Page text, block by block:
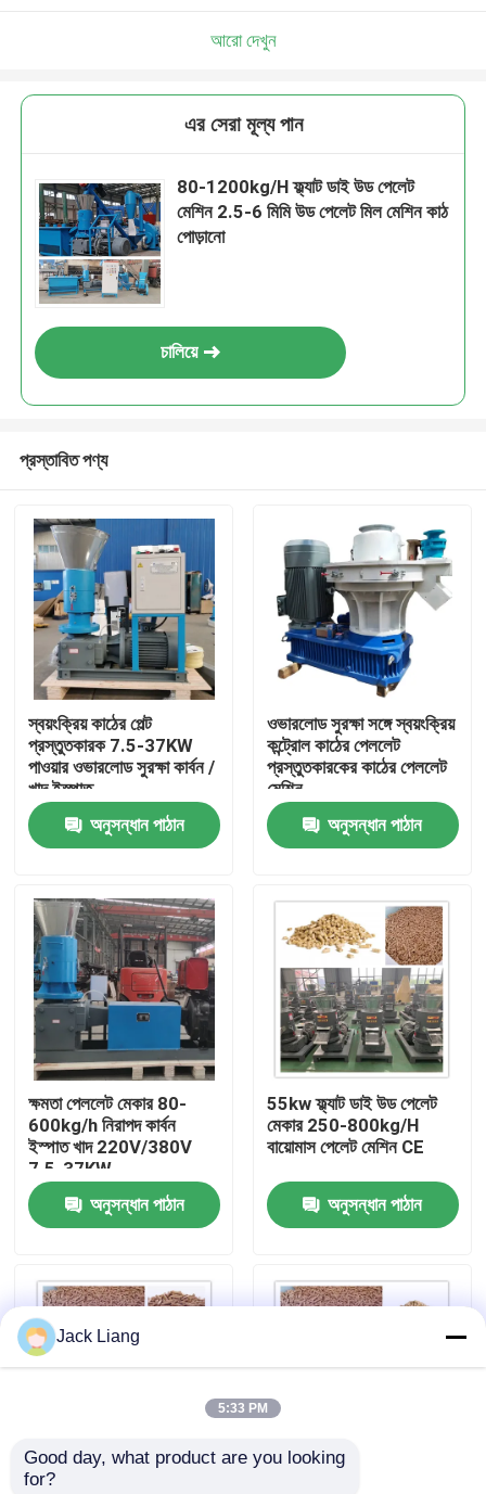
পণ্য
VR প্রদর্শন
আমাদের সম্পর্কে
কারখানা ভ্রমণ
মান নিয়ন্ত্রণ
আমাদের সাথে যোগাযোগ করুন
উদ্ধৃতির জন্য আবেদন
কাঠের পিলেট মিল
আরো দেখুন
এর সেরা মূল্য পান
80-1200kg/H ফ্ল্যাট ডাই উড পেলেট
মেশিন 2.5-6 মিমি উড পেলেট মিল মেশিন কাঠ
পোড়ানো
চালিয়ে
প্রস্তাবিত পণ্য
স্বয়ংক্রিয় কাঠের পেল্ট
প্রস্তুতকারক 7.5-37KW
পাওয়ার ওভারলোড সুরক্ষা কার্বন /
খাদ ইস্পাত
অনুসন্ধান পাঠান
ওভারলোড সুরক্ষা সঙ্গে স্বয়ংক্রিয়
কন্ট্রোল কাঠের পেললেট
প্রস্তুতকারকের কাঠের পেললেট
মেশিন
অনুসন্ধান পাঠান
ক্ষমতা পেললেট মেকার 80-
600kg/h নিরাপদ কার্বন
ইস্পাত খাদ 220V/380V
7.5-37KW
অনুসন্ধান পাঠান
55kw ফ্ল্যাট ডাই উড পেলেট
মেকার 250-800kg/H
বায়োমাস পেলেট মেশিন CE
অনুসন্ধান পাঠান
6 মিমি কমার্শিয়াল উড পেলেট
Jack Liang
5:33 PM
Good day, what product are you looking
for?